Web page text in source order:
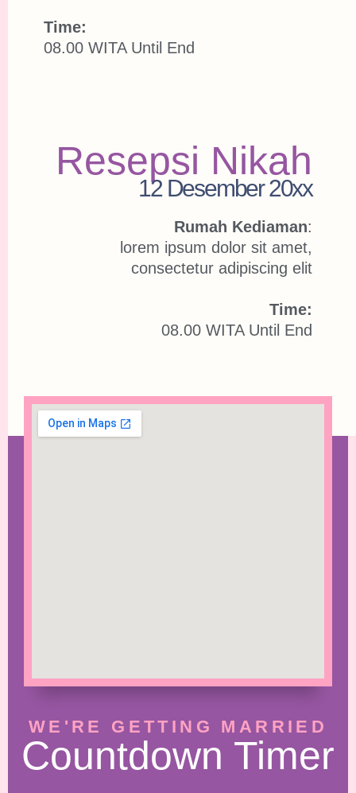
Time:
08.00 WITA Until End
Resepsi Nikah
12 Desember 20xx
Rumah Kediaman:
lorem ipsum dolor sit amet,
consectetur adipiscing elit
Time:
08.00 WITA Until End
WE'RE GETTING MARRIED
Countdown Timer